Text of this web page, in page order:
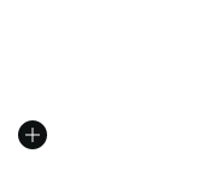
baisse de € 59,99 à